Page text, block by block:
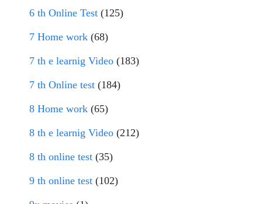
6 th Online Test (125)
7 Home work (68)
7 th e learnig Video (183)
7 th Online test (184)
8 Home work (65)
8 th e learnig Video (212)
8 th online test (35)
9 th online test (102)